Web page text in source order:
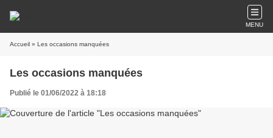
MENU
Accueil » Les occasions manquées
Les occasions manquées
Publié le 01/06/2022 à 18:18